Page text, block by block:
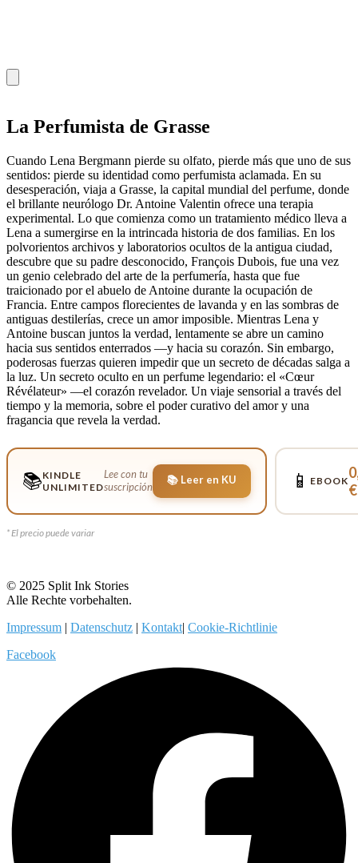
La Perfumista de Grasse
Cuando Lena Bergmann pierde su olfato, pierde más que uno de sus
sentidos: pierde su identidad como perfumista aclamada. En su
desesperación, viaja a Grasse, la capital mundial del perfume, donde
el brillante neurólogo Dr. Antoine Valentin ofrece una terapia
experimental. Lo que comienza como un tratamiento médico lleva a
Lena a sumergirse en la intrincada historia de dos familias. En los
polvorientos archivos y laboratorios ocultos de la antigua ciudad,
descubre que su padre desconocido, François Dubois, fue una vez
un genio celebrado del arte de la perfumería, hasta que fue
traicionado por el abuelo de Antoine durante la ocupación de
Francia. Entre campos florecientes de lavanda y en las sombras de
antiguas destilerías, crece un amor imposible. Mientras Lena y
Antoine buscan juntos la verdad, lentamente se abre un camino
hacia sus sentidos enterrados —y hacia su corazón. Sin embargo,
poderosas fuerzas quieren impedir que un secreto de décadas salga a
la luz. Un secreto oculto en un perfume legendario: el «Cœur
Révélateur» —el corazón revelador. Un viaje sensorial a través del
tiempo y la memoria, sobre el poder curativo del amor y una
fragancia que revela la verdad.
📚KINDLE
UNLIMITED
Lee con tu
suscripción
📚 Leer en KU 📱 EBOOK€
* El precio puede variar
© 2025 Split Ink Stories
Alle Rechte vorbehalten.
Impressum | Datenschutz | Kontakt| Cookie-Richtlinie
Facebook